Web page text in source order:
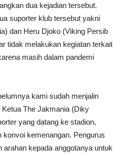
dua kejadian tersebut.
suporter klub tersebut yakni
dan Heru Djoko (Viking Persib
tidak melakukan kegiatan terkait
masih dalam pandemi
kami sudah menjalin
The Jakmania (Diky
yang datang ke stadion,
konvoi kemenangan. Pengurus
kepada anggotanya untuk